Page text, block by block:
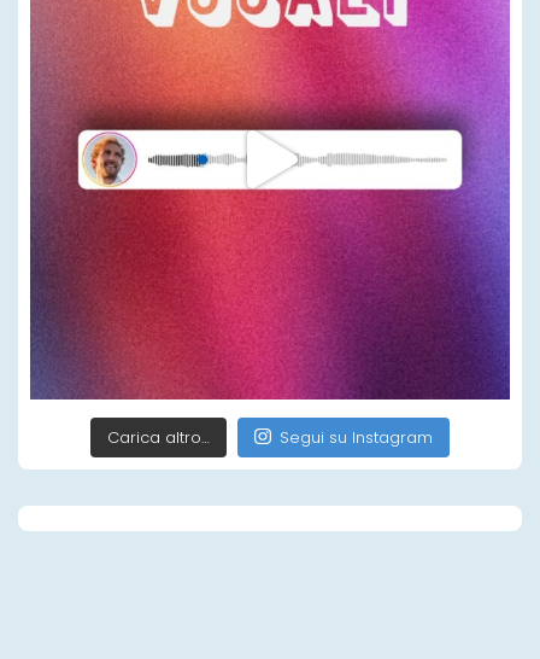
Carica altro… Segui su Instagram